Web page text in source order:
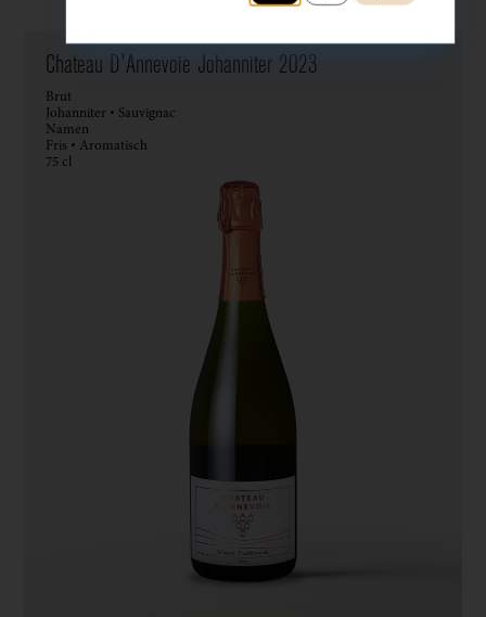
Chateau D'Annevoie Johanniter 2023
Brut
Johanniter • Sauvignac
Namen
Fris • Aromatisch
75 cl